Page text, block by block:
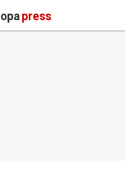
press